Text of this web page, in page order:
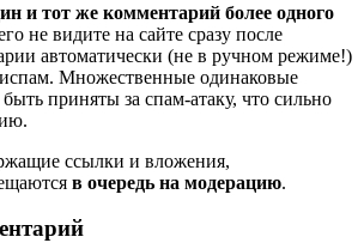
и тот же комментарий более одного
не видите на сайте сразу после
автоматически (не в ручном режиме!)
Множественные одинаковые
приняты за спам-атаку, что сильно
ссылки и вложения,
в очередь на модерацию.